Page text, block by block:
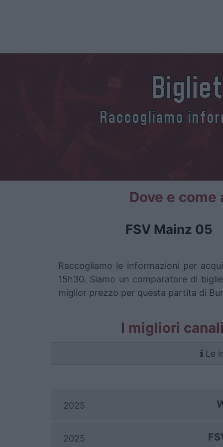
Raccogliamo
Dove e
FSV Mainz 05
Raccogliamo le informazioni per
15h30. Siamo un comparatore di
miglior prezzo per questa partita di
I migliori
Le
2025
2025